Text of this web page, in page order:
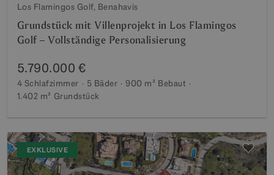
Los Flamingos Golf, Benahavis
Grundstück mit Villenprojekt in Los Flamingos
Golf – Vollständige Personalisierung
5.790.000 €
4 Schlafzimmer 5 Bäder 900 m² Bebaut
1.402 m² Grundstück
EXKLUSIVE